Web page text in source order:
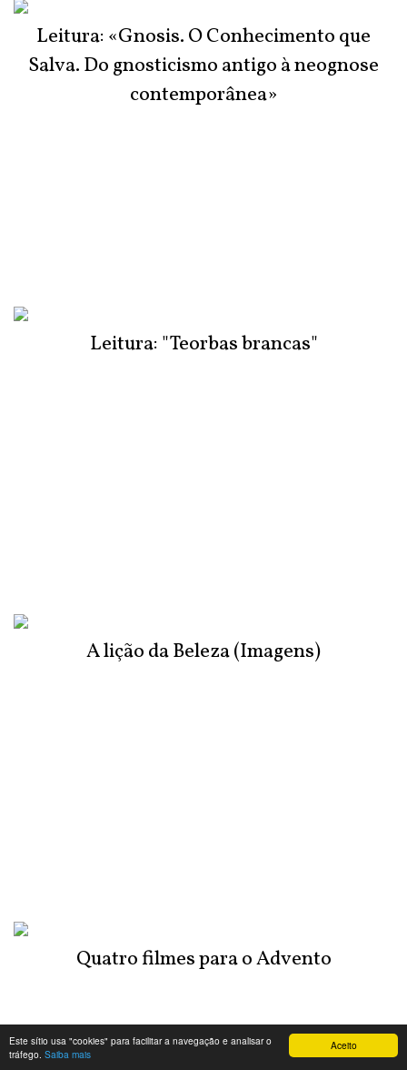
Aceito
Este sítio usa "cookies" para facilitar a navegação e analisar o
tráfego. Saiba mais
Leitura: «Gnosis. O Conhecimento que
Salva. Do gnosticismo antigo à neognose
contemporânea»
Leitura: "Teorbas brancas"
A lição da Beleza (Imagens)
Quatro filmes para o Advento